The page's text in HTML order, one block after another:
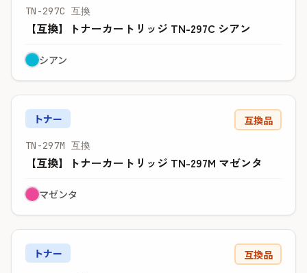
TN-297C 互換
【互換】トナーカートリッジ TN-297C シアン
シアン
トナー 互換品
TN-297M 互換
【互換】トナーカートリッジ TN-297M マゼンタ
マゼンタ
トナー 互換品